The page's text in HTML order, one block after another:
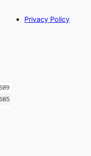
Privacy Policy